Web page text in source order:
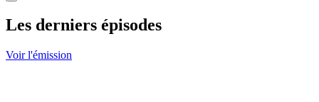
Les derniers épisodes
Voir l'émission